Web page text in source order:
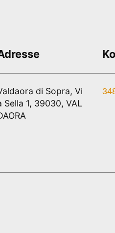
di Sopra, Vi
Sella 1, 39030, VAL